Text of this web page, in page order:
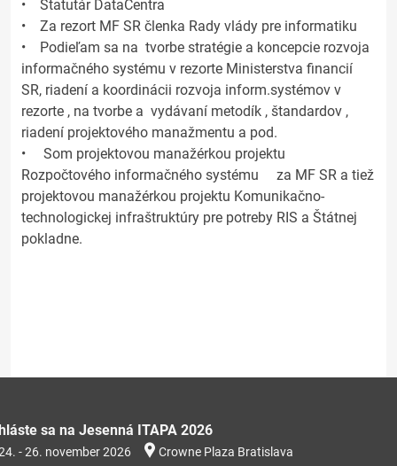
• Štatutár DataCentra
• Za rezort MF SR členka Rady vlády pre informatiku
• Podieľam sa na tvorbe stratégie a koncepcie rozvoja
informačného systému v rezorte Ministerstva financií
SR, riadení a koordinácii rozvoja inform.systémov v
rezorte , na tvorbe a vydávaní metodík , štandardov ,
riadení projektového manažmentu a pod.
• Som projektovou manažérkou projektu
Rozpočtového informačného systému za MF SR a tiež
projektovou manažérkou projektu Komunikačno-
technologickej infraštruktúry pre potreby RIS a Štátnej
pokladne.
sa na Jesenná ITAPA 2026
- 26. november 2026 Crowne Plaza Bratislava